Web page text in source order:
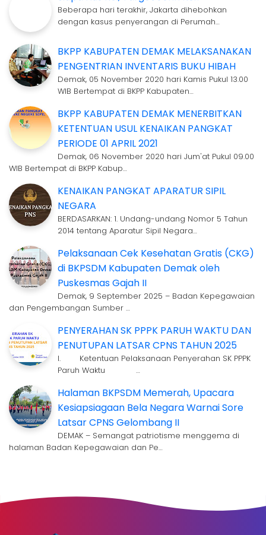
Beberapa hari terakhir, Jakarta dihebohkan
dengan kasus penyerangan di Perumah…
BKPP KABUPATEN DEMAK MELAKSANAKAN
PENGENTRIAN INVENTARIS BUKU HIBAH
Demak, 05 November 2020 hari Kamis Pukul 13.00
WIB Bertempat di BKPP Kabupaten…
BKPP KABUPATEN DEMAK MENERBITKAN
KETENTUAN USUL KENAIKAN PANGKAT
PERIODE 01 APRIL 2021
Demak, 06 November 2020 hari Jum'at Pukul 09.00
WIB Bertempat di BKPP Kabup…
KENAIKAN PANGKAT APARATUR SIPIL
NEGARA
BERDASARKAN: 1. Undang-undang Nomor 5 Tahun
2014 tentang Aparatur Sipil Negara…
Pelaksanaan Cek Kesehatan Gratis (CKG)
di BKPSDM Kabupaten Demak oleh
Puskesmas Gajah II
Demak, 9 September 2025 – Badan Kepegawaian
dan Pengembangan Sumber …
PENYERAHAN SK PPPK PARUH WAKTU DAN
PENUTUPAN LATSAR CPNS TAHUN 2025
I. Ketentuan Pelaksanaan Penyerahan SK PPPK
Paruh Waktu …
Halaman BKPSDM Memerah, Upacara
Kesiapsiagaan Bela Negara Warnai Sore
Latsar CPNS Gelombang II
DEMAK – Semangat patriotisme menggema di
halaman Badan Kepegawaian dan Pe…